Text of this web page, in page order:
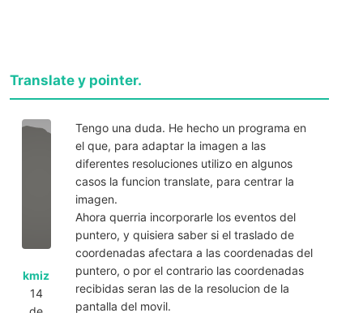
Translate y pointer.
kmiz
14
Tengo una duda. He hecho un programa en
el que, para adaptar la imagen a las
diferentes resoluciones utilizo en algunos
casos la funcion translate, para centrar la
imagen.
Ahora querria incorporarle los eventos del
puntero, y quisiera saber si el traslado de
coordenadas afectara a las coordenadas del
puntero, o por el contrario las coordenadas
recibidas seran las de la resolucion de la
pantalla del movil.